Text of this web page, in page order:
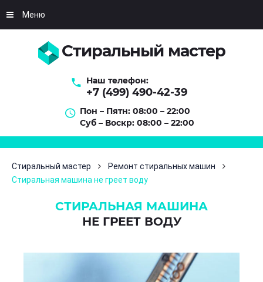
Стиральный мастер
Наш телефон:
+7 (499) 490-42-39
Пон – Пятн: 08:00 – 22:00
Суб – Воскр: 08:00 – 22:00
Меню
Стиральный мастер
Ремонт стиральных машин
Стиральная машина не греет воду
СТИРАЛЬНАЯ МАШИНА
НЕ ГРЕЕТ ВОДУ